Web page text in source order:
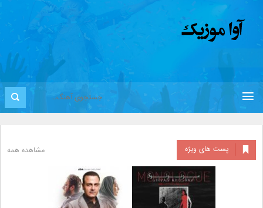
پست های ویژه مشاهده همه